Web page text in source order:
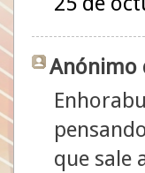
Anónimo
que sale